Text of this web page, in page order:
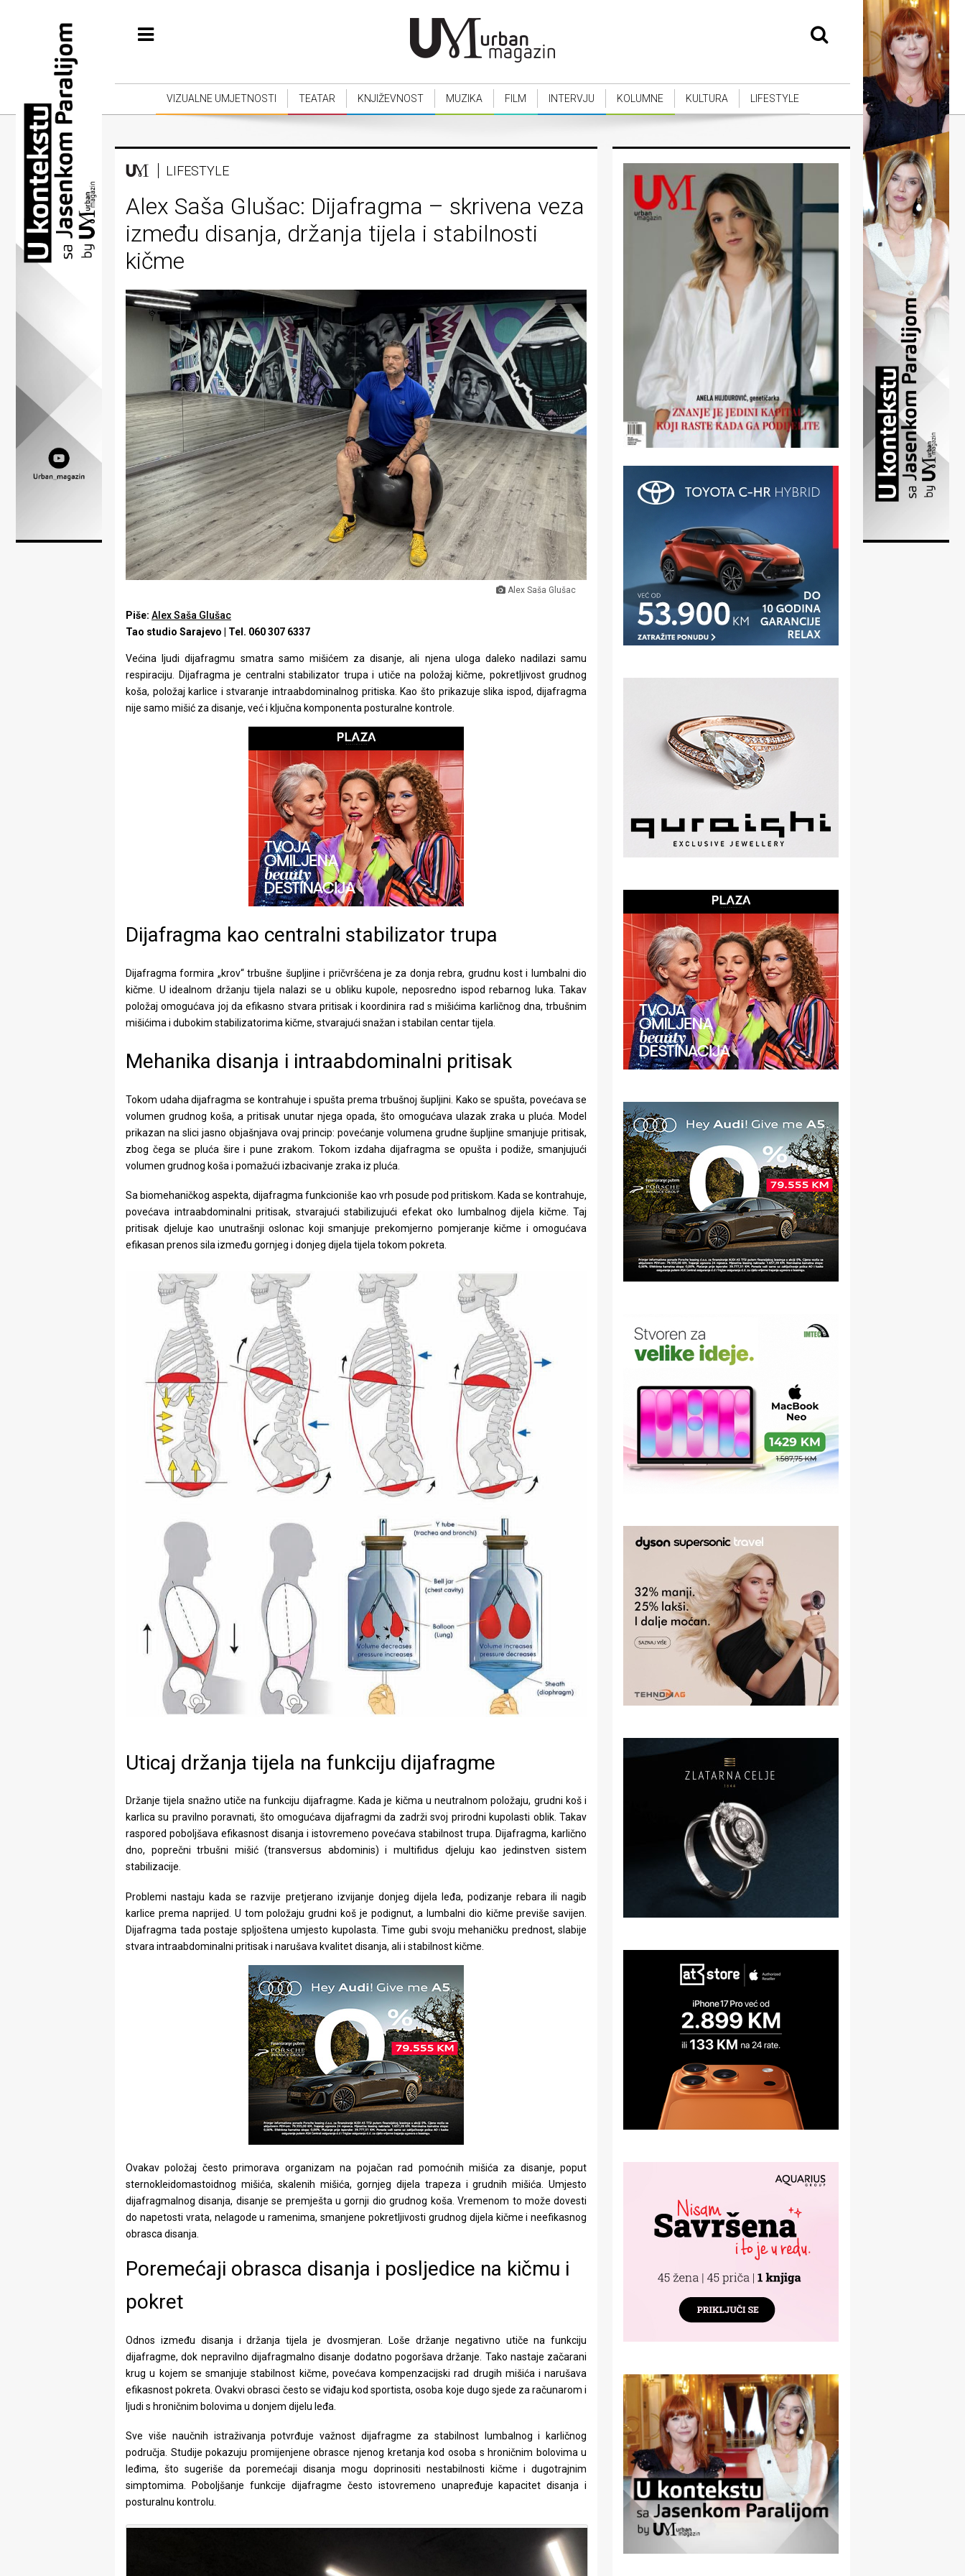
Vizualne
umjetnosti
Teatar
Književnost
Muzika
Film
Intervju
Kolumne
Lifestyle
Beauty
Zdravlje
stolom
u
VIZUALNE UMJETNOSTI TEATAR KNJIŽEVNOST MUZIKA FILM INTERVJU KOLUMNE KULTURA LIFESTYLE
LIFESTYLE
Alex Saša Glušac: Dijafragma – skrivena veza
između disanja, držanja tijela i stabilnosti
kičme
Alex Saša Glušac
Piše: Alex Saša Glušac
Tao studio Sarajevo | Tel. 060 307 6337
Većina ljudi dijafragmu smatra samo mišićem za disanje, ali njena uloga daleko nadilazi samu
respiraciju. Dijafragma je centralni stabilizator trupa i utiče na položaj kičme, pokretljivost grudnog
koša, položaj karlice i stvaranje intraabdominalnog pritiska. Kao što prikazuje slika ispod, dijafragma
nije samo mišić za disanje, već i ključna komponenta posturalne kontrole.
Dijafragma kao centralni stabilizator trupa
Dijafragma formira „krov“ trbušne šupljine i pričvršćena je za donja rebra, grudnu kost i lumbalni dio
kičme. U idealnom držanju tijela nalazi se u obliku kupole, neposredno ispod rebarnog luka. Takav
položaj omogućava joj da efikasno stvara pritisak i koordinira rad s mišićima karličnog dna, trbušnim
mišićima i dubokim stabilizatorima kičme, stvarajući snažan i stabilan centar tijela.
Mehanika disanja i intraabdominalni pritisak
Tokom udaha dijafragma se kontrahuje i spušta prema trbušnoj šupljini. Kako se spušta, povećava se
volumen grudnog koša, a pritisak unutar njega opada, što omogućava ulazak zraka u pluća. Model
prikazan na slici jasno objašnjava ovaj princip: povećanje volumena grudne šupljine smanjuje pritisak,
zbog čega se pluća šire i pune zrakom. Tokom izdaha dijafragma se opušta i podiže, smanjujući
volumen grudnog koša i pomažući izbacivanje zraka iz pluća.
Sa biomehaničkog aspekta, dijafragma funkcioniše kao vrh posude pod pritiskom. Kada se kontrahuje,
povećava intraabdominalni pritisak, stvarajući stabilizujući efekat oko lumbalnog dijela kičme. Taj
pritisak djeluje kao unutrašnji oslonac koji smanjuje prekomjerno pomjeranje kičme i omogućava
efikasan prenos sila između gornjeg i donjeg dijela tijela tokom pokreta.
Uticaj držanja tijela na funkciju dijafragme
Držanje tijela snažno utiče na funkciju dijafragme. Kada je kičma u neutralnom položaju, grudni koš i
karlica su pravilno poravnati, što omogućava dijafragmi da zadrži svoj prirodni kupolasti oblik. Takav
raspored poboljšava efikasnost disanja i istovremeno povećava stabilnost trupa. Dijafragma, karlično
dno, poprečni trbušni mišić (transversus abdominis) i multifidus djeluju kao jedinstven sistem
stabilizacije.
Problemi nastaju kada se razvije pretjerano izvijanje donjeg dijela leđa, podizanje rebara ili nagib
karlice prema naprijed. U tom položaju grudni koš je podignut, a lumbalni dio kičme previše savijen.
Dijafragma tada postaje spljoštena umjesto kupolasta. Time gubi svoju mehaničku prednost, slabije
stvara intraabdominalni pritisak i narušava kvalitet disanja, ali i stabilnost kičme.
Ovakav položaj često primorava organizam na pojačan rad pomoćnih mišića za disanje, poput
sternokleidomastoidnog mišića, skalenih mišića, gornjeg dijela trapeza i grudnih mišića. Umjesto
dijafragmalnog disanja, disanje se premješta u gornji dio grudnog koša. Vremenom to može dovesti
do napetosti vrata, nelagode u ramenima, smanjene pokretljivosti grudnog dijela kičme i neefikasnog
obrasca disanja.
Poremećaji obrasca disanja i posljedice na kičmu i
pokret
Odnos između disanja i držanja tijela je dvosmjeran. Loše držanje negativno utiče na funkciju
dijafragme, dok nepravilno dijafragmalno disanje dodatno pogoršava držanje. Tako nastaje začarani
krug u kojem se smanjuje stabilnost kičme, povećava kompenzacijski rad drugih mišića i narušava
efikasnost pokreta. Ovakvi obrasci često se viđaju kod sportista, osoba koje dugo sjede za računarom i
ljudi s hroničnim bolovima u donjem dijelu leđa.
Sve više naučnih istraživanja potvrđuje važnost dijafragme za stabilnost lumbalnog i karličnog
područja. Studije pokazuju promijenjene obrasce njenog kretanja kod osoba s hroničnim bolovima u
leđima, što sugeriše da poremećaji disanja mogu doprinositi nestabilnosti kičme i dugotrajnim
simptomima. Poboljšanje funkcije dijafragme često istovremeno unapređuje kapacitet disanja i
posturalnu kontrolu.